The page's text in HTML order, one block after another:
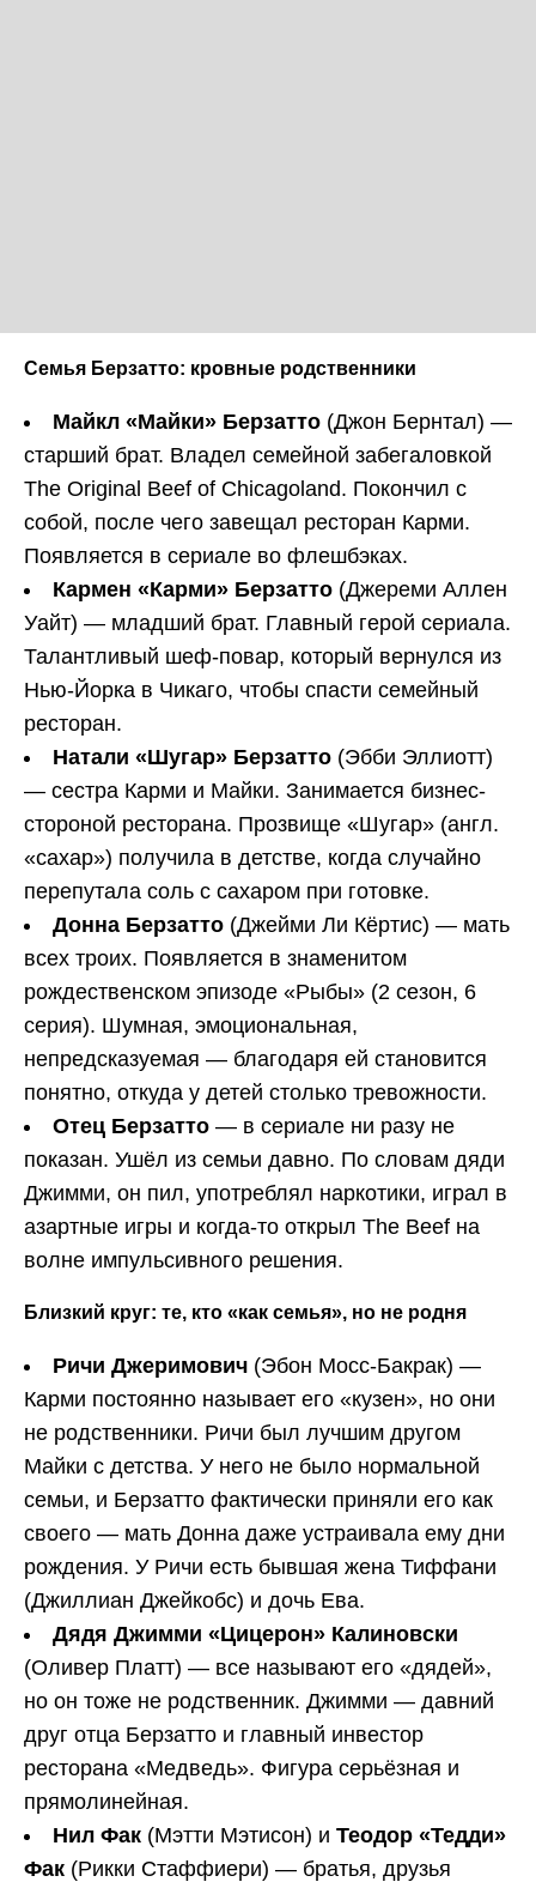
Семья Берзатто: кровные родственники
Майкл «Майки» Берзатто (Джон Бернтал) —
старший брат. Владел семейной забегаловкой
The Original Beef of Chicagoland. Покончил с
собой, после чего завещал ресторан Карми.
Появляется в сериале во флешбэках.
Кармен «Карми» Берзатто (Джереми Аллен
Уайт) — младший брат. Главный герой сериала.
Талантливый шеф-повар, который вернулся из
Нью-Йорка в Чикаго, чтобы спасти семейный
ресторан.
Натали «Шугар» Берзатто (Эбби Эллиотт)
— сестра Карми и Майки. Занимается бизнес-
стороной ресторана. Прозвище «Шугар» (англ.
«сахар») получила в детстве, когда случайно
перепутала соль с сахаром при готовке.
Донна Берзатто (Джейми Ли Кёртис) — мать
всех троих. Появляется в знаменитом
рождественском эпизоде «Рыбы» (2 сезон, 6
серия). Шумная, эмоциональная,
непредсказуемая — благодаря ей становится
понятно, откуда у детей столько тревожности.
Отец Берзатто — в сериале ни разу не
показан. Ушёл из семьи давно. По словам дяди
Джимми, он пил, употреблял наркотики, играл в
азартные игры и когда-то открыл The Beef на
волне импульсивного решения.
Близкий круг: те, кто «как семья», но не родня
Ричи Джеримович (Эбон Мосс-Бакрак) —
Карми постоянно называет его «кузен», но они
не родственники. Ричи был лучшим другом
Майки с детства. У него не было нормальной
семьи, и Берзатто фактически приняли его как
своего — мать Донна даже устраивала ему дни
рождения. У Ричи есть бывшая жена Тиффани
(Джиллиан Джейкобс) и дочь Ева.
Дядя Джимми «Цицерон» Калиновски
(Оливер Платт) — все называют его «дядей»,
но он тоже не родственник. Джимми — давний
друг отца Берзатто и главный инвестор
ресторана «Медведь». Фигура серьёзная и
прямолинейная.
Нил Фак (Мэтти Мэтисон) и Теодор «Тедди»
Фак (Рикки Стаффиери) — братья, друзья